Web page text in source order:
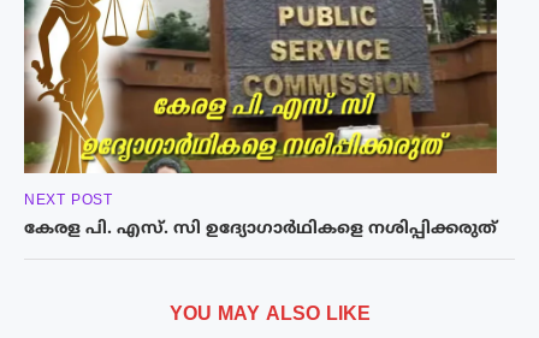
NEXT POST
കേരള പി. എസ്. സി ഉദ്യോഗാർഥികളെ നശിപ്പിക്കരുത്
YOU MAY ALSO LIKE